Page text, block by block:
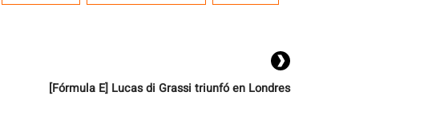
[Fórmula E] Lucas di Grassi triunfó en Londres